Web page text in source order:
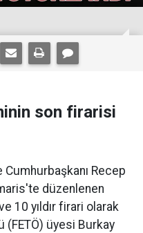
son firarisi
Recep
düzenlenen
10 yıldır firari olarak
(FETÖ) üyesi Burkay